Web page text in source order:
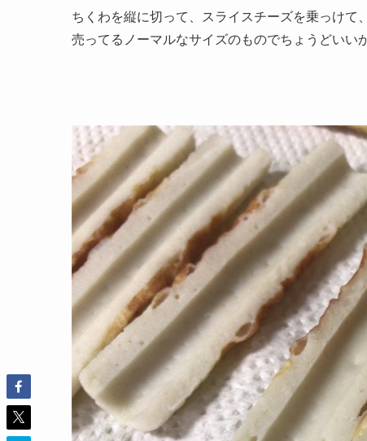
ちくわを縦に切って、スライスチーズを乗っけ
売ってるノーマルなサイズのものでちょうどいい